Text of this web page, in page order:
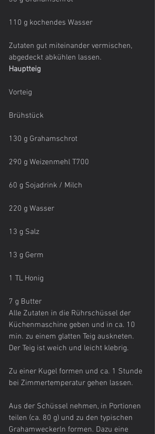
110 g kochendes Wasser
Zutaten gut miteinander vermischen,
abgedeckt abkühlen lassen.
Hauptteig
Vorteig
Brühstück
130 g Grahamschrot
290 g Weizenmehl T700
60 g Sojadrink / Milch
220 g Wasser
13 g Salz
13 g Germ
1 TL Honig
7 g Butter
Alle Zutaten in die Rührschüssel der
Küchenmaschine geben und in ca. 10
min. zu einem glatten Teig auskneten.
Der Teig ist weich und leicht klebrig.
Zu einer Kugel formen und ca. 1 Stunde
bei Zimmertemperatur gehen lassen.
Aus der Schüssel nehmen, in Portionen
teilen (ca. 80 g) und zu den typischen
Grahamweckerln formen. Dazu eine